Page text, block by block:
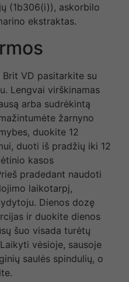
(1b306(i)), askorbilo
ekstraktas.
VD pasitarkite su
Lengvai virškinamas
arba sudrėkintą
žarnyno
duokite 12
duoti iš pradžių iki 12
kasos
pradedant naudoti
laikotarpį,
Dienos dozę
ir duokite dienos
šuo visada turėtų
vėsioje, sausoje
saulės spindulių, o